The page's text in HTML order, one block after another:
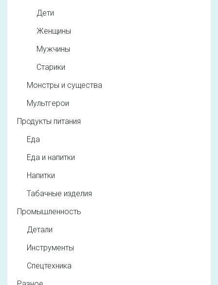
Дети
Женщины
Мужчины
Старики
Монстры и существа
Мультгерои
Продукты питания
Еда
Еда и напитки
Напитки
Табачные изделия
Промышленность
Детали
Инструменты
Спецтехника